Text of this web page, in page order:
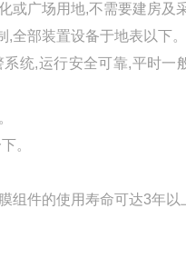
或广场用地,不需要建房及
全部装置设备于地表以下。
,运行安全可靠,平时一
。
件的使用寿命可达3年以